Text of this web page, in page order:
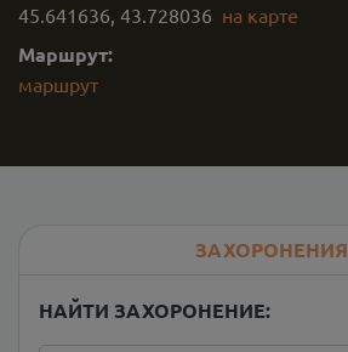
45.641636, 43.728036 на карте
Маршрут:
маршрут
ЗАХОРОНЕНИЯ
НАЙТИ ЗАХОРОНЕНИЕ: